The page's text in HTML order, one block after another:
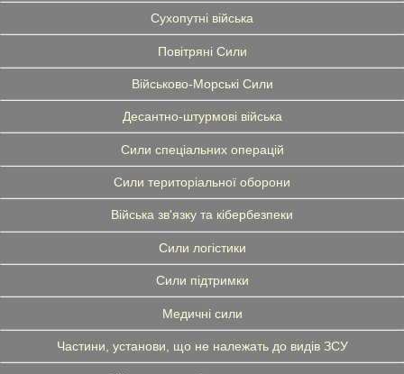
Сухопутні війська
Повітряні Сили
Військово-Морські Сили
Десантно-штурмові війська
Сили спеціальних операцій
Сили територіальної оборони
Війська зв'язку та кібербезпеки
Сили логістики
Сили підтримки
Медичні сили
Частини, установи, що не належать до видів ЗСУ